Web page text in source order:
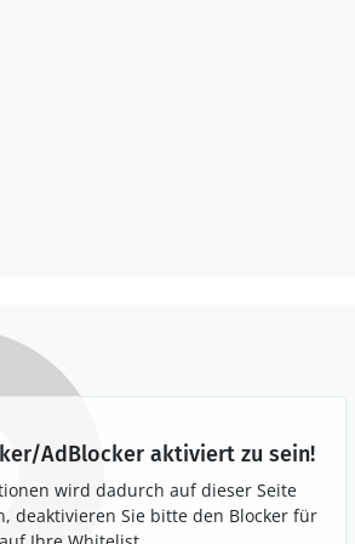
AdBlocker aktiviert zu sein!
wird dadurch auf dieser Seite
deaktivieren Sie bitte den Blocker für